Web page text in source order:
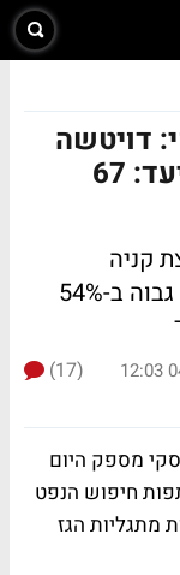
דויטשה
ממליץ על ישראמקו, מחיר יעד: 67
קניה
לשותפות חיפוש הנפט. מחיר היעד גבוה ב-54%
(17)
מספק היום
חיפוש הנפט
בכ-29% מהזכויות מתגליות הגז